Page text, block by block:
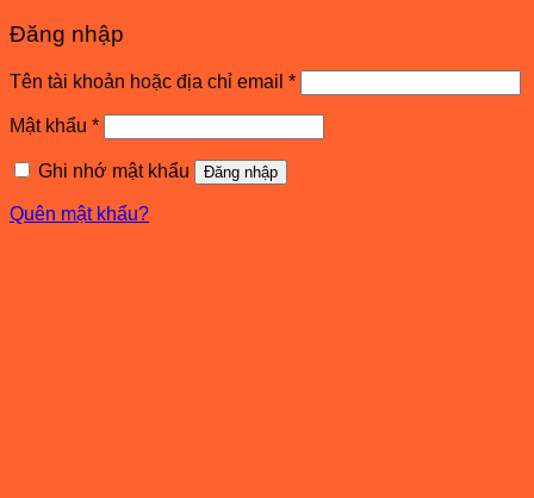
Đăng nhập
Tên tài khoản hoặc địa chỉ email *Bắt
buộc
Mật khẩu *Bắt
buộc
Ghi nhớ mật khẩu
Đăng nhập
Quên mật khẩu?